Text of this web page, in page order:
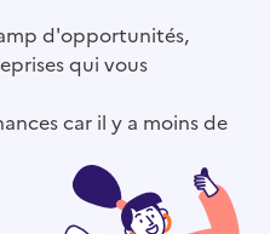
d'opportunités,
qui vous
car il y a moins de